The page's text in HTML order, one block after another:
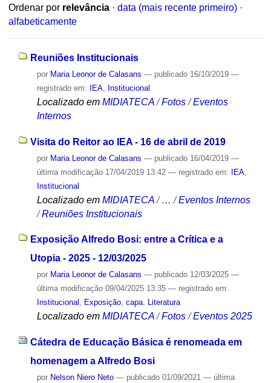
Ordenar por relevância · data (mais recente primeiro) ·
alfabeticamente
Reuniões Institucionais
por Maria Leonor de Calasans — publicado16/10/2019 —
registrado em:
IEA, Institucional
Localizado em MIDIATECA /Fotos /Eventos
Internos
Visita do Reitor ao IEA - 16 de abril de 2019
por Maria Leonor de Calasans — publicado16/04/2019 —
última modificação17/04/2019 13:42 — registrado em: IEA,
Institucional
Localizado em MIDIATECA /…/Eventos Internos
/Reuniões Institucionais
Exposição Alfredo Bosi: entre a Crítica e a
Utopia - 2025 - 12/03/2025
por Maria Leonor de Calasans — publicado12/03/2025 —
última modificação09/04/2025 13:35 — registrado em:
Institucional , Exposição, capa, Literatura
Localizado em MIDIATECA /Fotos /Eventos 2025
Cátedra de Educação Básica é renomeada em
homenagem a Alfredo Bosi
por Nelson Niero Neto — publicado01/09/2021 — última